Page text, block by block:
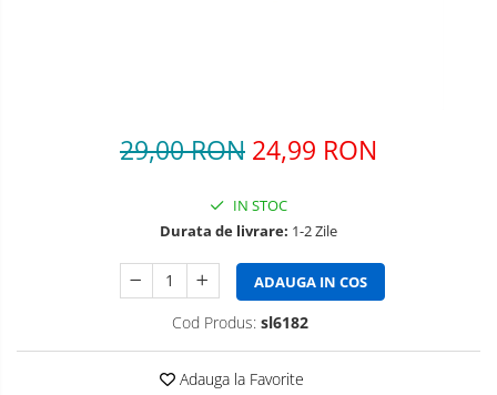
29,00 RON 24,99 RON
IN STOC
Durata de livrare: 1-2 Zile
ADAUGA IN COS
Cod Produs: sl6182
Adauga la Favorite